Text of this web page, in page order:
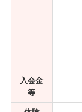
入会金
等